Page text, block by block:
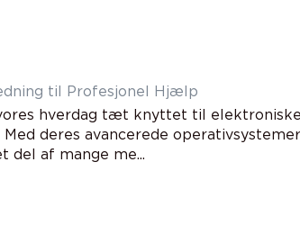
til Profesjonel Hjælp
hverdag tæt knyttet til
deres avancerede
del af mange me...